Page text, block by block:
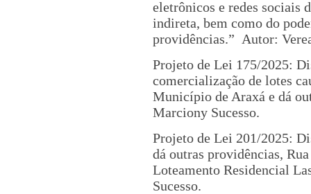
eletrônicos e redes sociais
indireta, bem como do
providências.” Autor:
Projeto de Lei 175/2025:
comercialização de lotes
Município de Araxá e dá
Marciony Sucesso.
Projeto de Lei 201/2025:
dá outras providências,
Loteamento Residencial
Sucesso.